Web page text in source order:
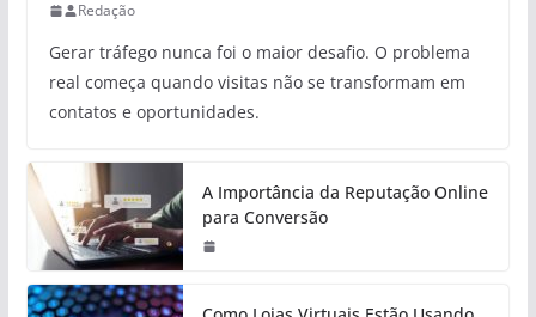
Redação
Gerar tráfego nunca foi o maior desafio. O problema
real começa quando visitas não se transformam em
contatos e oportunidades.
A Importância da Reputação Online
para Conversão